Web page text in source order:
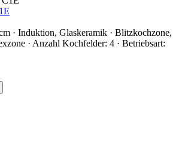
· Induktion, Glaskeramik · Blitzkochzone,
· Anzahl Kochfelder: 4 · Betriebsart: